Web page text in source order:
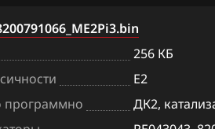
Bosch MD1CS016
Hitachi SH70xx
Hitachi SH7253xx
256 КБ
E2
программно
ДК2,